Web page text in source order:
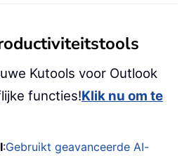
Kutools voor Outlook
functies!Klik nu om te
:Gebruikt geavanceerde AI-